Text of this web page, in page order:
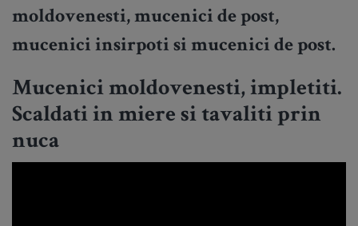
moldovenesti, mucenici de post,
mucenici insirpoti si mucenici de post.
Mucenici moldovenesti, impletiti.
Scaldati in miere si tavaliti prin
nuca